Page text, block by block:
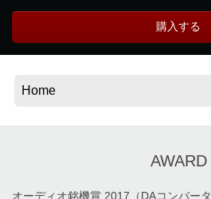
Location
Social Media
購入する
AWARD
オーディオ銘機賞 2017（DAコンバータ